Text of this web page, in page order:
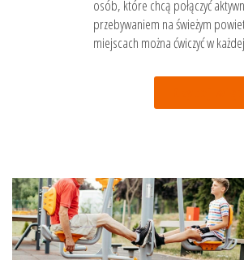
osób, które chcą połączyć
przebywaniem na świeżym
miejscach można ćwiczyć w